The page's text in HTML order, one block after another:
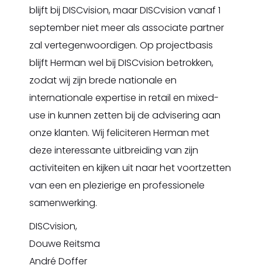
blijft bij DISCvision, maar DISCvision vanaf 1
september niet meer als associate partner
zal vertegenwoordigen. Op projectbasis
blijft Herman wel bij DISCvision betrokken,
zodat wij zijn brede nationale en
internationale expertise in retail en mixed-
use in kunnen zetten bij de advisering aan
onze klanten. Wij feliciteren Herman met
deze interessante uitbreiding van zijn
activiteiten en kijken uit naar het voortzetten
van een en plezierige en professionele
samenwerking.
DISCvision,
Douwe Reitsma
André Doffer